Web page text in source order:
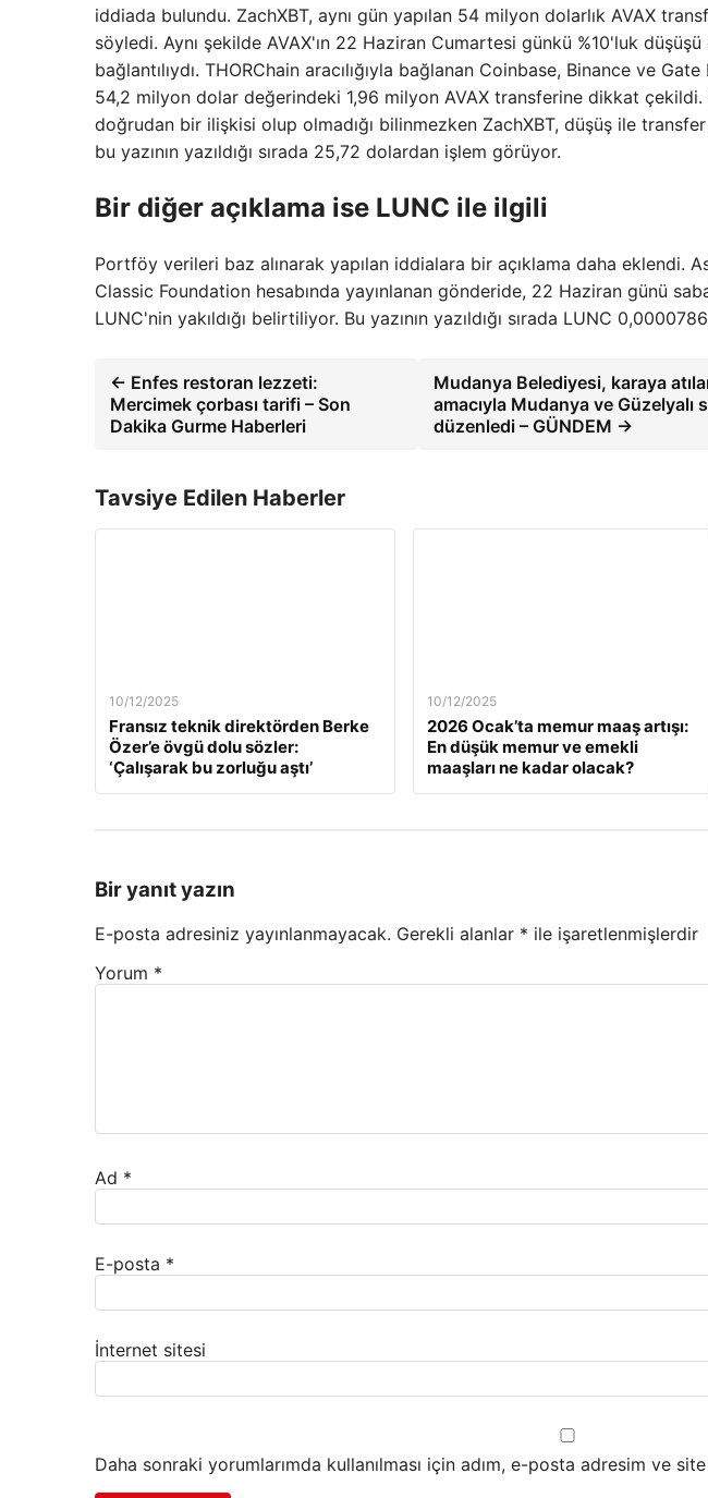
iddiada bulundu. ZachXBT, aynı gün yapılan 54 milyon dolarlık AVAX
söyledi. Aynı şekilde AVAX'ın 22 Haziran Cumartesi günkü %10'luk
bağlantılıydı. THORChain aracılığıyla bağlanan Coinbase, Binance ve
54,2 milyon dolar değerindeki 1,96 milyon AVAX transferine dikkat çekildi.
doğrudan bir ilişkisi olup olmadığı bilinmezken ZachXBT, düşüş ile
bu yazının yazıldığı sırada 25,72 dolardan işlem görüyor.
Bir diğer açıklama ise LUNC ile ilgili
Portföy verileri baz alınarak yapılan iddialara bir açıklama daha eklendi.
Classic Foundation hesabında yayınlanan gönderide, 22 Haziran günü
LUNC'nin yakıldığı belirtiliyor. Bu yazının yazıldığı sırada LUNC
← Enfes restoran lezzeti:
Mercimek çorbası tarifi – Son
Dakika Gurme Haberleri
Mudanya Belediyesi, karaya
amacıyla Mudanya ve
düzenledi – GÜNDEM →
Tavsiye Edilen Haberler
10/12/2025
Fransız teknik direktörden Berke
Özer’e övgü dolu sözler:
‘Çalışarak bu zorluğu aştı’
10/12/2025
2026 Ocak’ta memur maaş artışı:
En düşük memur ve emekli
maaşları ne kadar olacak?
Bir yanıt yazın
E-posta adresiniz yayınlanmayacak. Gerekli alanlar * ile işaretlenmişlerdir
Yorum *
Ad *
E-posta *
İnternet sitesi
Daha sonraki yorumlarımda kullanılması için adım, e-posta adresim ve